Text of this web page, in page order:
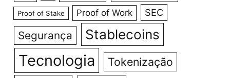
Proof of Stake Proof of Work SEC
Segurança Stablecoins
Tecnologia Tokenização